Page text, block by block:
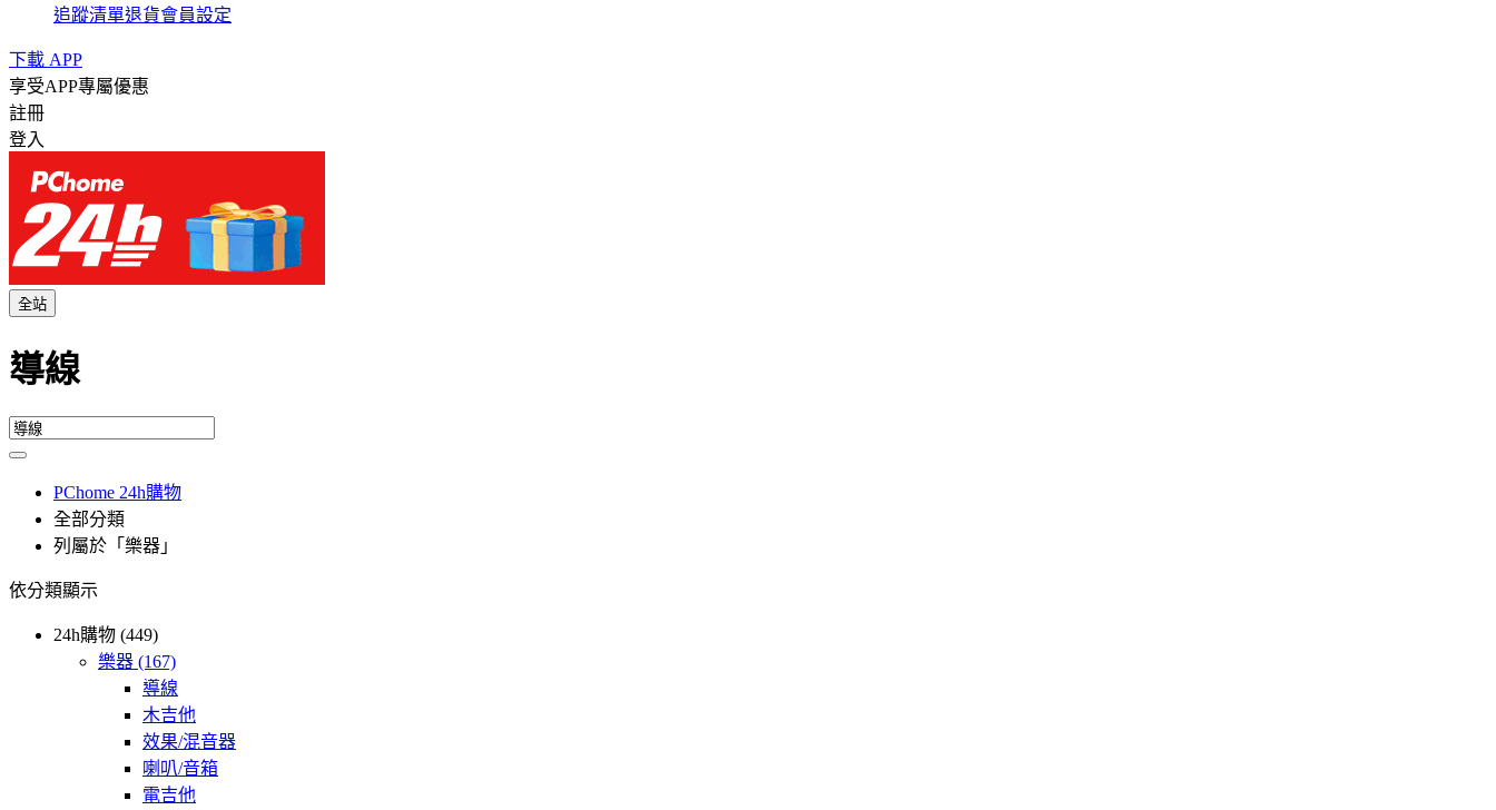
追蹤清單退貨會員設定
下載 APP
享受APP專屬優惠
註冊
登入
全站
導線
PChome 24h購物
全部分類
列屬於「樂器」
依分類顯示
24h購物 (449)
樂器 (167)
導線
木吉他
效果/混音器
喇叭/音箱
電吉他